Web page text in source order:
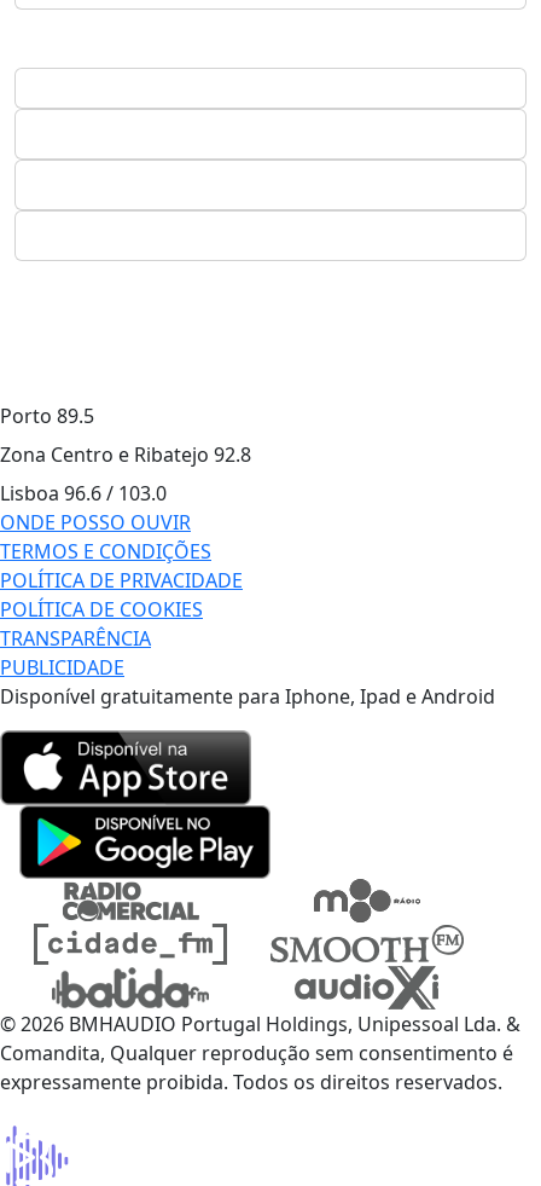
Porto 89.5
Zona Centro e Ribatejo 92.8
Lisboa 96.6 / 103.0
ONDE POSSO OUVIR
TERMOS E CONDIÇÕES
POLÍTICA DE PRIVACIDADE
POLÍTICA DE COOKIES
TRANSPARÊNCIA
PUBLICIDADE
Disponível gratuitamente para Iphone, Ipad e Android
© 2026 BMHAUDIO Portugal Holdings, Unipessoal Lda. &
Comandita, Qualquer reprodução sem consentimento é
expressamente proibida. Todos os direitos reservados.